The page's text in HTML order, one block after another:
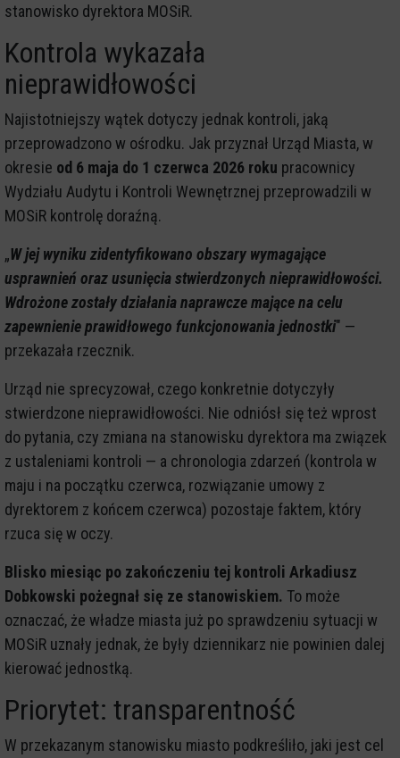
stanowisko dyrektora MOSiR.
Kontrola wykazała
nieprawidłowości
Najistotniejszy wątek dotyczy jednak kontroli, jaką
przeprowadzono w ośrodku. Jak przyznał Urząd Miasta, w
okresie od 6 maja do 1 czerwca 2026 roku pracownicy
Wydziału Audytu i Kontroli Wewnętrznej przeprowadzili w
MOSiR kontrolę doraźną.
„W jej wyniku zidentyfikowano obszary wymagające
usprawnień oraz usunięcia stwierdzonych nieprawidłowości.
Wdrożone zostały działania naprawcze mające na celu
zapewnienie prawidłowego funkcjonowania jednostki" —
przekazała rzecznik.
Urząd nie sprecyzował, czego konkretnie dotyczyły
stwierdzone nieprawidłowości. Nie odniósł się też wprost
do pytania, czy zmiana na stanowisku dyrektora ma związek
z ustaleniami kontroli — a chronologia zdarzeń (kontrola w
maju i na początku czerwca, rozwiązanie umowy z
dyrektorem z końcem czerwca) pozostaje faktem, który
rzuca się w oczy.
Blisko miesiąc po zakończeniu tej kontroli Arkadiusz
Dobkowski pożegnał się ze stanowiskiem. To może
oznaczać, że władze miasta już po sprawdzeniu sytuacji w
MOSiR uznały jednak, że były dziennikarz nie powinien dalej
kierować jednostką.
Priorytet: transparentność
W przekazanym stanowisku miasto podkreśliło, jaki jest cel